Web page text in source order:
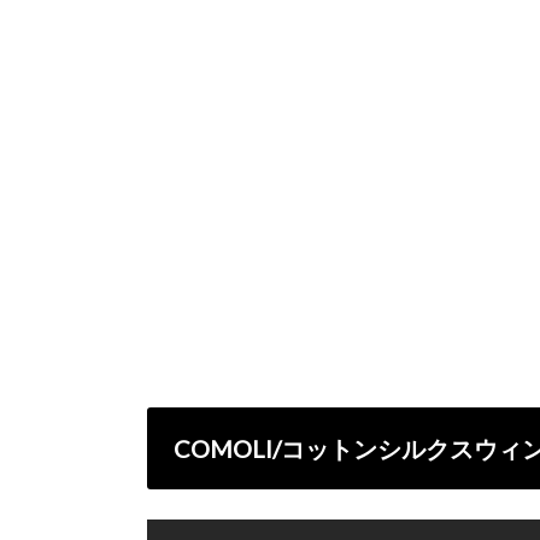
COMOLI/コットンシルクスウィ